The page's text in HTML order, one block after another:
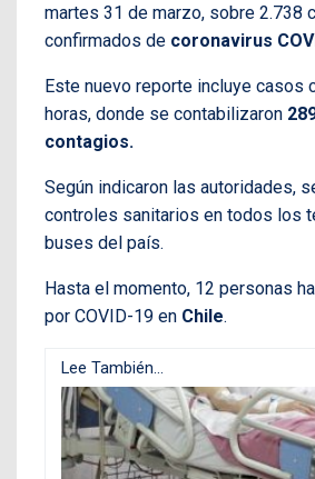
martes 31 de marzo, sobre 2.738
confirmados de coronavirus
Este nuevo reporte incluye casos
horas, donde se contabilizaron
contagios.
Según indicaron las autoridades,
controles sanitarios en todos los
buses del país.
Hasta el momento, 12 personas
por COVID-19 en Chile.
Lee También...